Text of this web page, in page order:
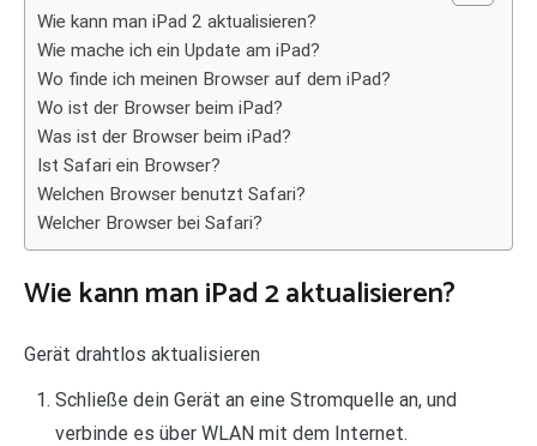
Wie kann man iPad 2 aktualisieren?
Wie mache ich ein Update am iPad?
Wo finde ich meinen Browser auf dem iPad?
Wo ist der Browser beim iPad?
Was ist der Browser beim iPad?
Ist Safari ein Browser?
Welchen Browser benutzt Safari?
Welcher Browser bei Safari?
Wie kann man iPad 2 aktualisieren?
Gerät drahtlos aktualisieren
Schließe dein Gerät an eine Stromquelle an, und
verbinde es über WLAN mit dem Internet.